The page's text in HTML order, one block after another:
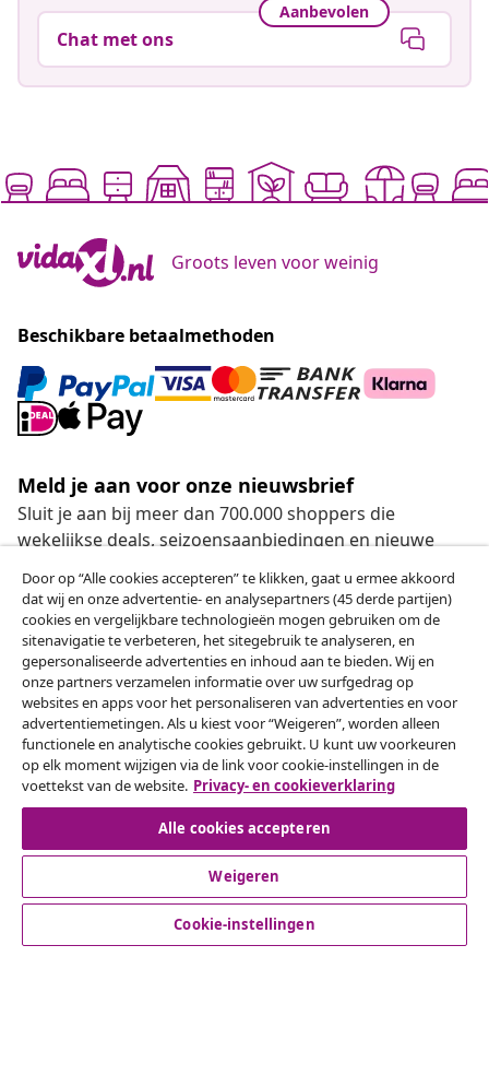
Aanbevolen
Chat met ons
Groots leven voor weinig
Beschikbare betaalmethoden
Meld je aan voor onze nieuwsbrief
Sluit je aan bij meer dan 700.000 shoppers die
wekelijkse deals, seizoensaanbiedingen en nieuwe
Onze sociale media
Herroeping van de overeenkomst
Een annulering voor je bestelling indienen
Herroeping van de overeenkomst
Klantenservice
Door op “Alle cookies accepteren” te klikken, gaat u ermee akkoord
dat wij en onze advertentie- en analysepartners (45 derde partijen)
cookies en vergelijkbare technologieën mogen gebruiken om de
sitenavigatie te verbeteren, het sitegebruik te analyseren, en
gepersonaliseerde advertenties en inhoud aan te bieden. Wij en
onze partners verzamelen informatie over uw surfgedrag op
websites en apps voor het personaliseren van advertenties en voor
advertentiemetingen. Als u kiest voor “Weigeren”, worden alleen
functionele en analytische cookies gebruikt. U kunt uw voorkeuren
op elk moment wijzigen via de link voor cookie-instellingen in de
voettekst van de website. Privacy- en cookieverklaring
Alle cookies accepteren
Weigeren
Cookie-instellingen